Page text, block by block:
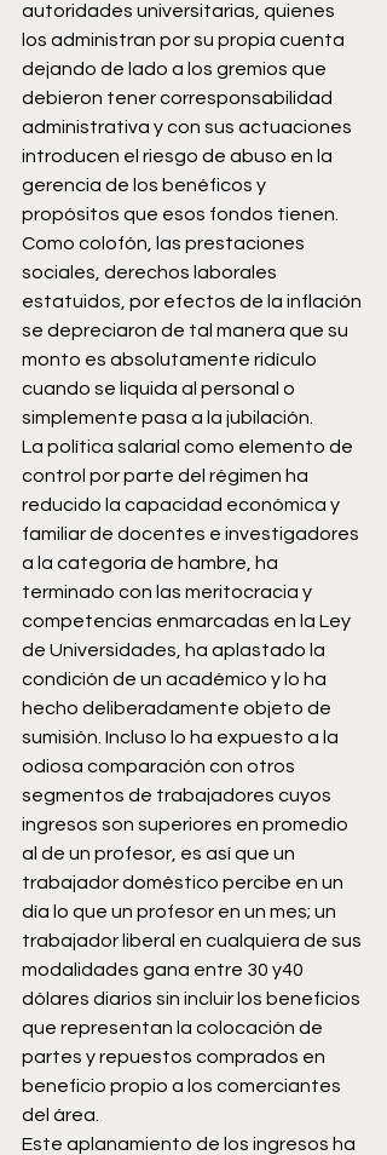
autoridades universitarias, quienes
los administran por su propia cuenta
dejando de lado a los gremios que
debieron tener corresponsabilidad
administrativa y con sus actuaciones
introducen el riesgo de abuso en la
gerencia de los benéficos y
propósitos que esos fondos tienen.
Como colofón, las prestaciones
sociales, derechos laborales
estatuidos, por efectos de la inflación
se depreciaron de tal manera que su
monto es absolutamente ridículo
cuando se liquida al personal o
simplemente pasa a la jubilación.
La política salarial como elemento de
control por parte del régimen ha
reducido la capacidad económica y
familiar de docentes e investigadores
a la categoría de hambre, ha
terminado con las meritocracia y
competencias enmarcadas en la Ley
de Universidades, ha aplastado la
condición de un académico y lo ha
hecho deliberadamente objeto de
sumisión. Incluso lo ha expuesto a la
odiosa comparación con otros
segmentos de trabajadores cuyos
ingresos son superiores en promedio
al de un profesor, es así que un
trabajador doméstico percibe en un
día lo que un profesor en un mes; un
trabajador liberal en cualquiera de sus
modalidades gana entre 30 y40
dólares diarios sin incluir los beneficios
que representan la colocación de
partes y repuestos comprados en
beneficio propio a los comerciantes
del área.
Este aplanamiento de los ingresos ha